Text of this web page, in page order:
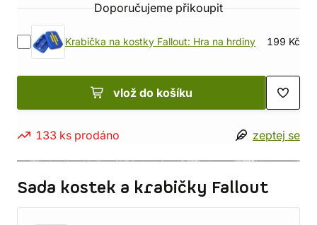
Doporučujeme přikoupit
Krabička na kostky Fallout: Hra na hrdiny 199 Kč
vlož do košíku
133 ks prodáno zeptej se
Sada kostek a krabičky Fallout